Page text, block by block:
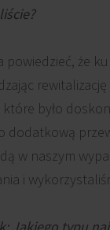
powiedzieć, że
było
dodatkową
w naszym
i
Jakiego typu